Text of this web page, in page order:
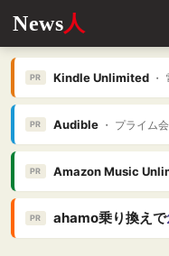
News人
PR Kindle Unlimited・
PR Audible・ プライム会
PR Amazon Music
PR ahamo乗り換えで